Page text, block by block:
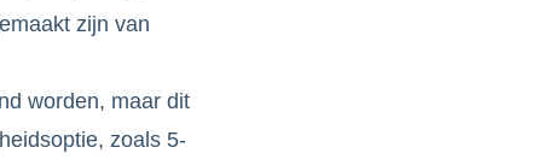
zijn van
worden, maar dit
zoals 5-